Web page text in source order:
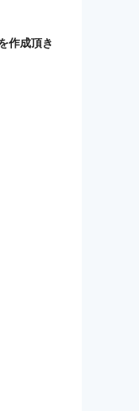
作成頂き